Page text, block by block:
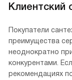
Клиентский
Покупатели
преимущества
неоднократно
конкурентами.
рекомендациях